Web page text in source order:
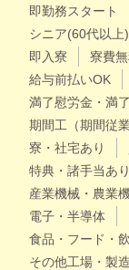
即勤務スタート
シニア(60代以上
即入寮
寮費
給与前払いOK
満了慰労金・満
期間工（期間従業
寮・社宅あり
特典・諸手当あり
産業機械・農業
電子・半導体
食品・フード・
その他工場・製